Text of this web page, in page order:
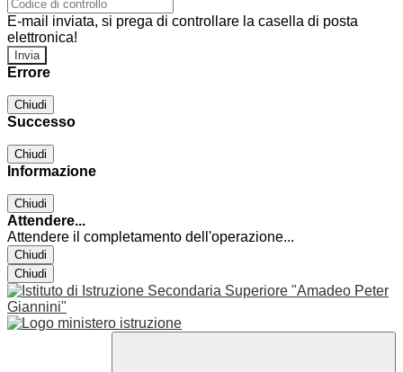
E-mail inviata, si prega di controllare la casella di posta
elettronica!
Errore
Chiudi
Successo
Chiudi
Informazione
Chiudi
Attendere...
Attendere il completamento dell'operazione...
Chiudi
Chiudi